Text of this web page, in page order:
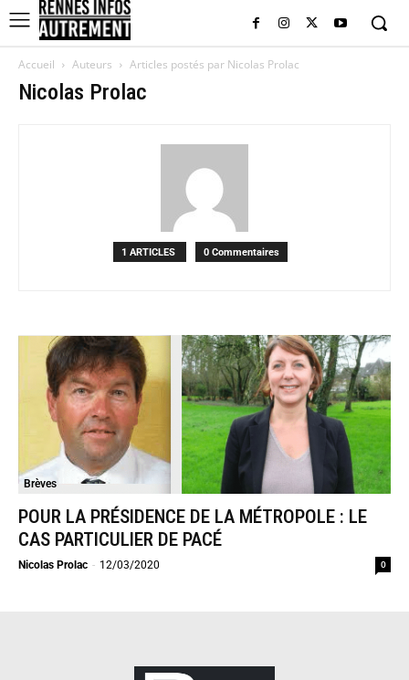
Accueil Auteurs Articles postés par Nicolas Prolac
Nicolas Prolac
1 ARTICLES 0 Commentaires
Brèves
POUR LA PRÉSIDENCE DE LA MÉTROPOLE : LE
CAS PARTICULIER DE PACÉ
Nicolas Prolac - 12/03/2020 0